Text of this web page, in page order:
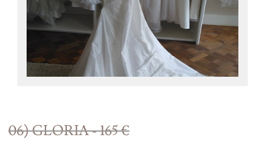
06) GLORIA - 165 €